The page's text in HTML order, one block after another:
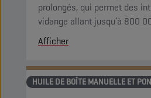
prolongés, qui permet des
vidange allant jusqu’à 800
Afficher
HUILE DE BOÎTE MANUELLE ET